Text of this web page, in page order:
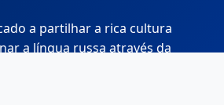
a partilhar a rica cultura
a língua russa através da